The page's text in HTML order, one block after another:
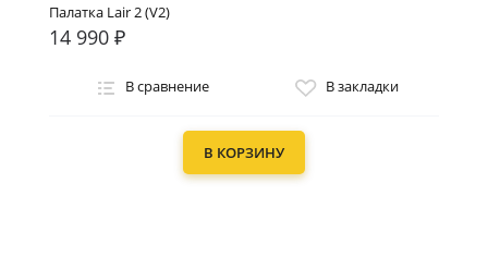
Палатка Lair 2 (V2)
14 990 ₽
В сравнение В закладки
В КОРЗИНУ